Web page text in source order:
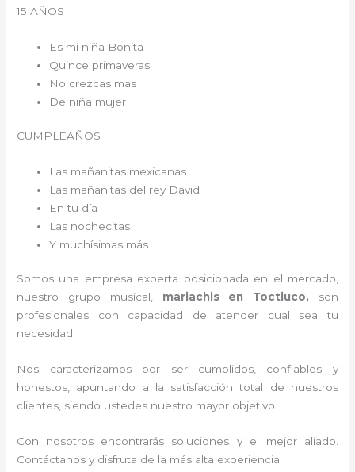
15 AÑOS
Es mi niña Bonita
Quince primaveras
No crezcas mas
De niña mujer
CUMPLEAÑOS
Las mañanitas mexicanas
Las mañanitas del rey David
En tu día
Las nochecitas
Y muchísimas más.
Somos una empresa experta posicionada en el mercado,
nuestro grupo musical, mariachis en Toctiuco, son
profesionales con capacidad de atender cual sea tu
necesidad.
Nos caracterizamos por ser cumplidos, confiables y
honestos, apuntando a la satisfacción total de nuestros
clientes, siendo ustedes nuestro mayor objetivo.
Con nosotros encontrarás soluciones y el mejor aliado.
Contáctanos y disfruta de la más alta experiencia.